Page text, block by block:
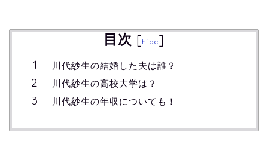
目次 [hide]
川代紗生の結婚した夫は誰？
川代紗生の高校大学は？
川代紗生の年収についても！